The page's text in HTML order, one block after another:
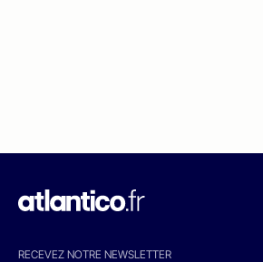
RECEVEZ NOTRE NEWSLETTER